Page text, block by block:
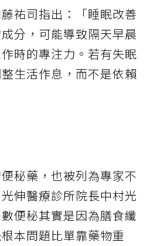
祐司指出：「睡眠改善
分，可能導致隔天早晨
時的專注力。若有失眠
生活作息，而不是依賴
秘藥，也被列為專家不
伸醫療診所院長中村光
便秘其實是因為膳食纖
本問題比單靠藥物重